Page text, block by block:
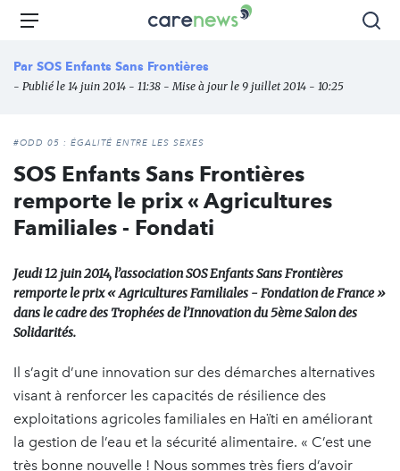
Aller
principal
Carenews,
média
des
l'engagement
Menu
Par SOS Enfants Sans Frontières
- Publié le 14 juin 2014 - 11:38 - Mise à jour le 9 juillet 2014 - 10:25
#ODD 05 : ÉGALITÉ ENTRE LES SEXES
SOS Enfants Sans Frontières
remporte le prix « Agricultures
Familiales - Fondati
Jeudi 12 juin 2014, l’association SOS Enfants Sans Frontières
remporte le prix « Agricultures Familiales - Fondation de France »
dans le cadre des Trophées de l’Innovation du 5ème Salon des
Solidarités.
Il s’agit d’une innovation sur des démarches alternatives
visant à renforcer les capacités de résilience des
exploitations agricoles familiales en Haïti en améliorant
la gestion de l’eau et la sécurité alimentaire. « C’est une
très bonne nouvelle ! Nous sommes très fiers d’avoir